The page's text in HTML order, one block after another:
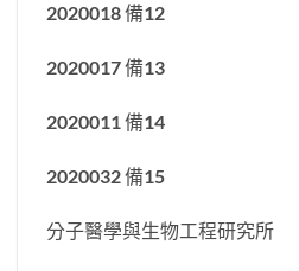
2020018 備12
2020017 備13
2020011 備14
2020032 備15
分子醫學與生物工程研究所